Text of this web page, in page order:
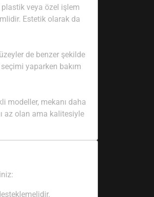
plastik veya özel işlem
Estetik olarak da
de benzer şekilde
yaparken bakım
modeller, mekanı daha
az olan ama kalitesiyle